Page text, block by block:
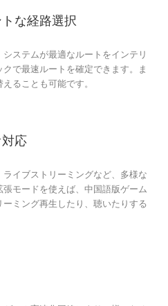
な経路選択
ステムが最適なルートをインテリ
で最速ルートを確定できます。ま
ることも可能です。
応
イブストリーミングなど、多様な
モードを使えば、中国語版ゲーム
ミング再生したり、聴いたりする